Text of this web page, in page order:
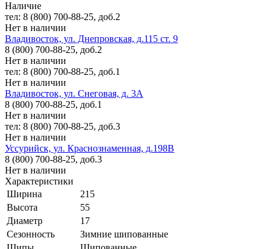
Наличие
тел: 8 (800) 700-88-25, доб.2
Нет в наличии
Владивосток, ул. Днепровская, д.115 ст. 9
8 (800) 700-88-25, доб.2
Нет в наличии
тел: 8 (800) 700-88-25, доб.1
Нет в наличии
Владивосток, ул. Снеговая, д. 3А
8 (800) 700-88-25, доб.1
Нет в наличии
тел: 8 (800) 700-88-25, доб.3
Нет в наличии
Уссурийск, ул. Краснознаменная, д.198В
8 (800) 700-88-25, доб.3
Нет в наличии
Характеристики
Ширина
215
Высота
55
Диаметр
17
Сезонность
Зимние шипованные